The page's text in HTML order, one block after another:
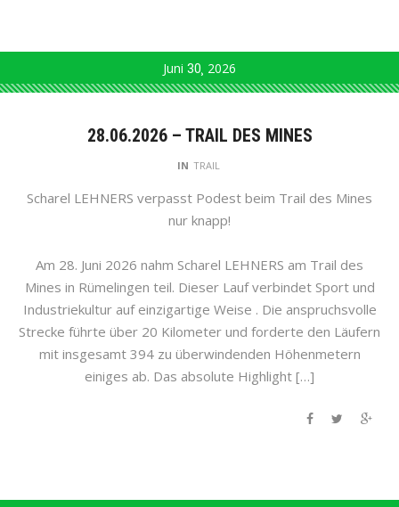
Juni 30 2026
28.06.2026 – TRAIL DES MINES
IN TRAIL
Scharel LEHNERS verpasst Podest beim Trail des Mines
nur knapp!
Am 28. Juni 2026 nahm Scharel LEHNERS am Trail des
Mines in Rümelingen teil. Dieser Lauf verbindet Sport und
Industriekultur auf einzigartige Weise . Die anspruchsvolle
Strecke führte über 20 Kilometer und forderte den Läufern
mit insgesamt 394 zu überwindenden Höhenmetern
einiges ab. Das absolute Highlight […]